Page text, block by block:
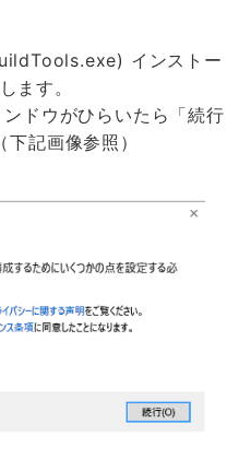
インストー
ます。
ドウがひらいたら「続行
記画像参照）